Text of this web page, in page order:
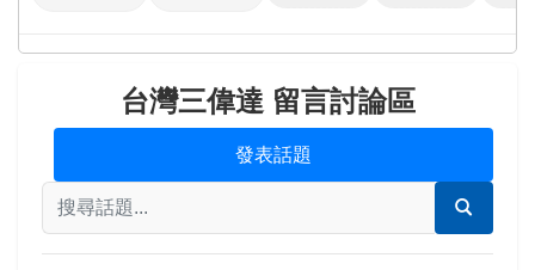
台灣三偉達 留言討論區
發表話題